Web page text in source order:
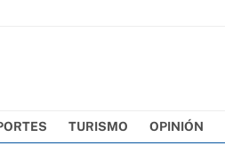
TURISMO OPINIÓN